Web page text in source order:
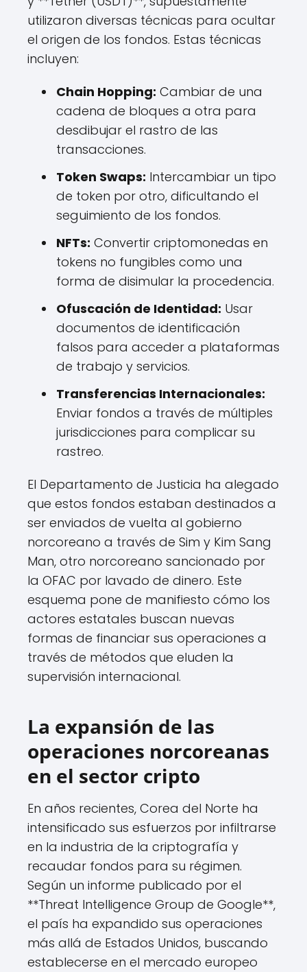
utilizaron diversas técnicas para ocultar
el origen de los fondos. Estas técnicas
incluyen:
Chain Hopping: Cambiar de una
cadena de bloques a otra para
desdibujar el rastro de las
transacciones.
Token Swaps: Intercambiar un tipo
de token por otro, dificultando el
seguimiento de los fondos.
NFTs: Convertir criptomonedas en
tokens no fungibles como una
forma de disimular la procedencia.
Ofuscación de Identidad: Usar
documentos de identificación
falsos para acceder a plataformas
de trabajo y servicios.
Transferencias Internacionales:
Enviar fondos a través de múltiples
jurisdicciones para complicar su
rastreo.
El Departamento de Justicia ha alegado
que estos fondos estaban destinados a
ser enviados de vuelta al gobierno
norcoreano a través de Sim y Kim Sang
Man, otro norcoreano sancionado por
la OFAC por lavado de dinero. Este
esquema pone de manifiesto cómo los
actores estatales buscan nuevas
formas de financiar sus operaciones a
través de métodos que eluden la
supervisión internacional.
La expansión de las
operaciones norcoreanas
en el sector cripto
En años recientes, Corea del Norte ha
intensificado sus esfuerzos por infiltrarse
en la industria de la criptografía y
recaudar fondos para su régimen.
Según un informe publicado por el
**Threat Intelligence Group de Google**,
el país ha expandido sus operaciones
más allá de Estados Unidos, buscando
establecerse en el mercado europeo